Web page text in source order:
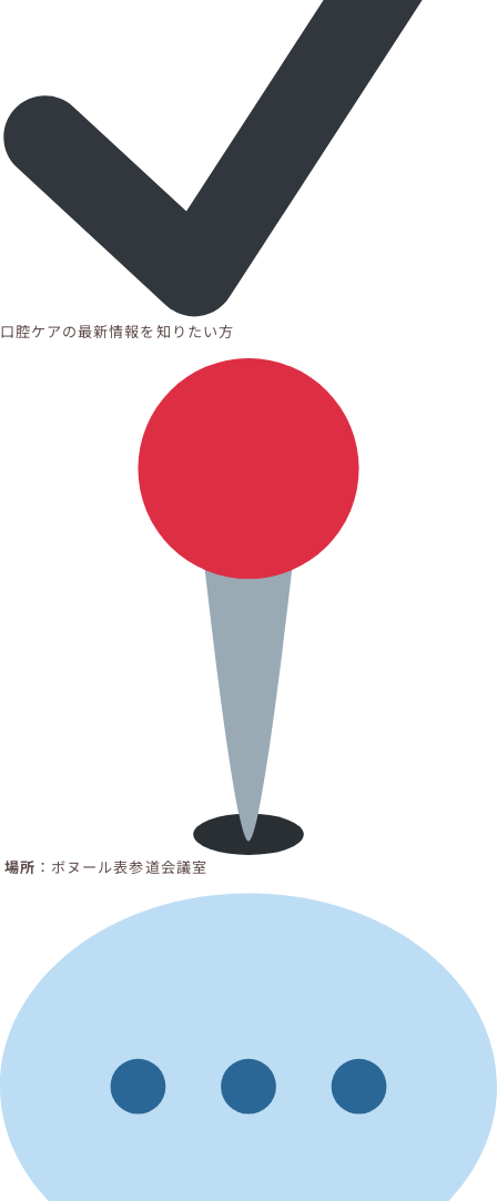
口腔ケアの最新情報を知りたい方
場所 ：ボヌール表参道会議室